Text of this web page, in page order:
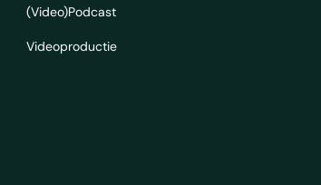
(Video)Podcast
Videoproductie